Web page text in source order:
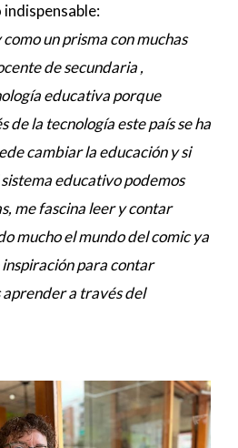
como un prisma con muchas
de secundaria ,
educativa porque
de la tecnología este país se ha
cambiar la educación y si
educativo podemos
me fascina leer y contar
mucho el mundo del comic ya
para contar
aprender a través del